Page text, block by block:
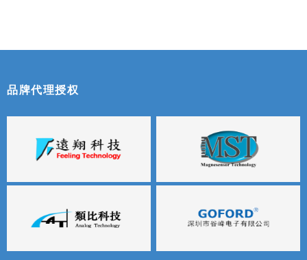
品牌代理授权